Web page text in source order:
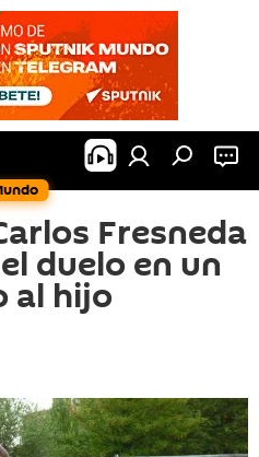
Fresneda
duelo en un
al hijo